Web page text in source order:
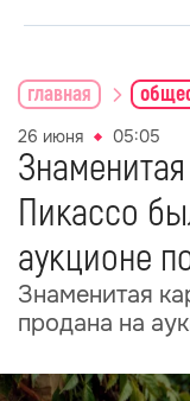
главная
26 июня 05:05
Пикассо
аукционе
Знаменитая
продана на